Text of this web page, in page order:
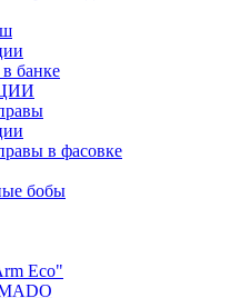
банке
в фасовке
бобы
Eco"